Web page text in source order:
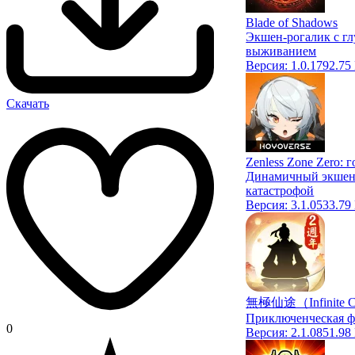
Скачать
0
Blade of Shadows
Экшен-рогалик с
выживанием
Версия: 1.0.1
Zenless Zone Zero:
Динамичный
катастрофой
Версия: 3.1.0
無極仙途（Infinite
Приключенческая
Версия: 2.1.0